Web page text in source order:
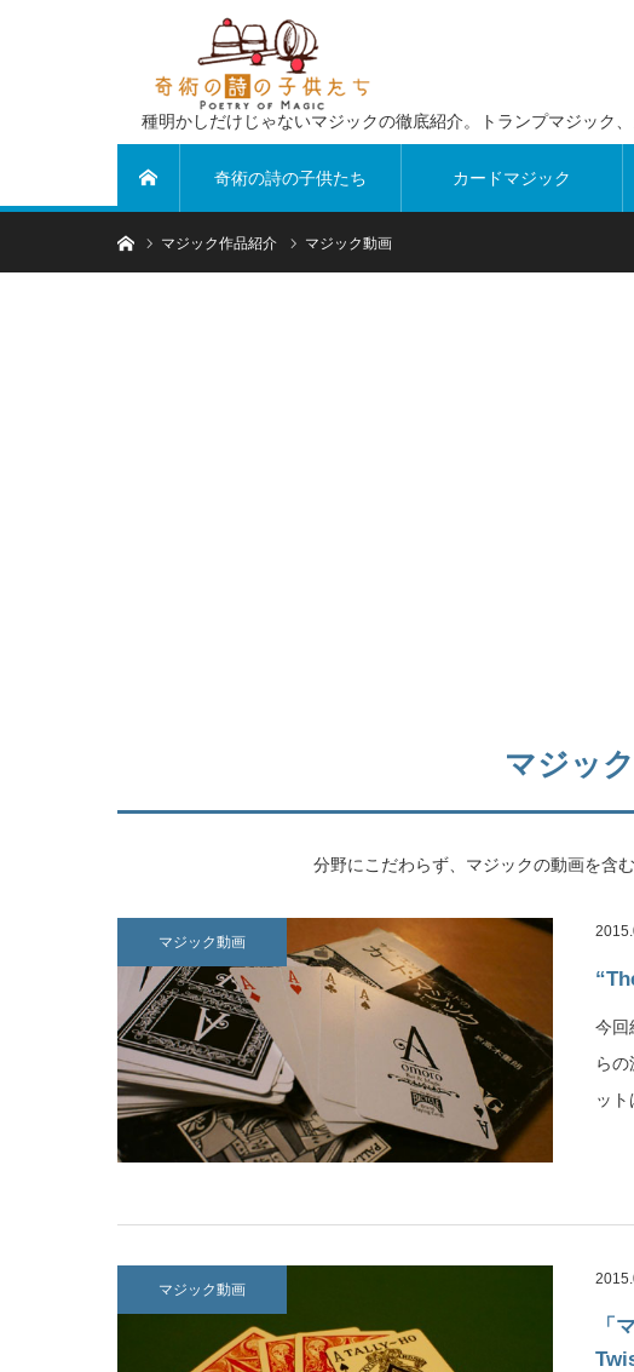
種明かしだけじゃないマジックの徹底紹介。トランプマジック
奇術の詩の子供たち カードマジック
ホームマジック作品紹介 マジック動画
マジッ
分野にこだわらず、マジックの動画を含
マジック動画
今回
ら
ッ
マジック動画
「